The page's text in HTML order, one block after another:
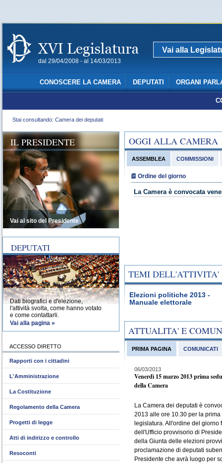
dal 29/04/2008 - al 14/03/2013
Vai alla
CONOSCERE LA CAMERA DEPUTATI ORGANI
Stai consultando: Camera dei deputati
OGGI ALLA CAMERA
ASSEMBLEA
Ordine del giorno
La Camera è convocata
COMMISSIONI
TEMI DELL'ATTIVITA'
Elezioni politiche 2013 -
Manuale elettorale
ATTUALITA' E
PRIMA PAGINA
06/03/2013
Venerdì 15 marzo 2013 prima
della Camera
La Camera dei deputati è
2013 alle ore 10.30 per la
legislatura. All'ordine del giorno
dell'Ufficio provvisorio di
della Giunta delle elezioni
proclamazione di deputati
Presidente che avrà luogo per
COMUNICATI
IL PRESIDENTE
Vai al sito del Presidente
DEPUTATI
Dati biografici e d'elezione,
l'attività svolta, come hanno votato
e come contattarli.
Vai alla pagina »
ACCESSO DIRETTO
Rapporti con i cittadini
L'Amministrazione
La Costituzione
Regolamento della Camera
Progetti di legge
Atti di indirizzo e controllo
Resoconti